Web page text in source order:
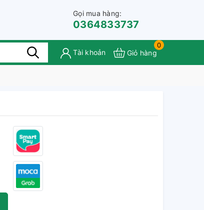
Gọi mua hàng:
0364833737
Tài khoản
0
Giỏ hàng